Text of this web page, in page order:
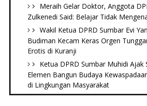
Meraih Gelar Doktor, Anggota
Zulkenedi Said: Belajar Tidak
Wakil Ketua DPRD Sumbar Evi
Budiman Kecam Keras Orgen
Erotis di Kuranji
Ketua DPRD Sumbar Muhidi Ajak
Elemen Bangun Budaya
di Lingkungan Masyarakat